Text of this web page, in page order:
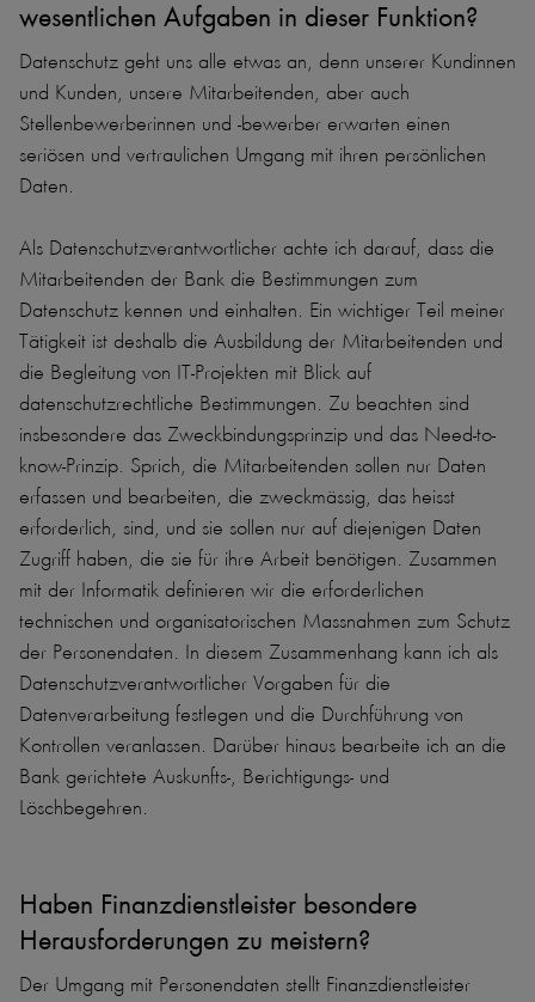
wesentlichen Aufgaben in dieser Funktion?
Datenschutz geht uns alle etwas an, denn unserer Kundinnen
und Kunden, unsere Mitarbeitenden, aber auch
Stellenbewerberinnen und -bewerber erwarten einen
seriösen und vertraulichen Umgang mit ihren persönlichen
Daten.
Als Datenschutzverantwortlicher achte ich darauf, dass die
Mitarbeitenden der Bank die Bestimmungen zum
Datenschutz kennen und einhalten. Ein wichtiger Teil meiner
Tätigkeit ist deshalb die Ausbildung der Mitarbeitenden und
die Begleitung von IT-Projekten mit Blick auf
datenschutzrechtliche Bestimmungen. Zu beachten sind
insbesondere das Zweckbindungsprinzip und das Need-to-
know-Prinzip. Sprich, die Mitarbeitenden sollen nur Daten
erfassen und bearbeiten, die zweckmässig, das heisst
erforderlich, sind, und sie sollen nur auf diejenigen Daten
Zugriff haben, die sie für ihre Arbeit benötigen. Zusammen
mit der Informatik definieren wir die erforderlichen
technischen und organisatorischen Massnahmen zum Schutz
der Personendaten. In diesem Zusammenhang kann ich als
Datenschutzverantwortlicher Vorgaben für die
Datenverarbeitung festlegen und die Durchführung von
Kontrollen veranlassen. Darüber hinaus bearbeite ich an die
Bank gerichtete Auskunfts-, Berichtigungs- und
Löschbegehren.
Haben Finanzdienstleister besondere
Herausforderungen zu meistern?
Der Umgang mit Personendaten stellt Finanzdienstleister